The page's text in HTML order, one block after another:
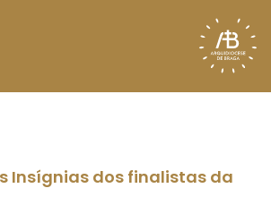
Insígnias dos finalistas da